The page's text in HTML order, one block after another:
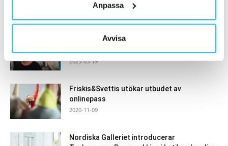
Anpassa
Avvisa
AI och teknologi – Så förändras
träningsbranschen i realtid
2025-03-19
Friskis&Svettis utökar utbudet av
onlinepass
2020-11-09
Nordiska Galleriet introducerar